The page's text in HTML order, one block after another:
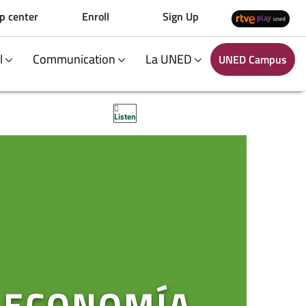
center Enroll Sign Up
Communication La UNED UNED Campus
Listen